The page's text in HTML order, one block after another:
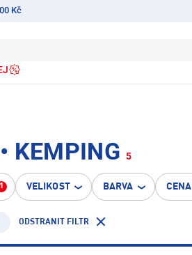
Kč
KEMPING 5
1 VELIKOST BARVA CENA
ODSTRANIT FILTR